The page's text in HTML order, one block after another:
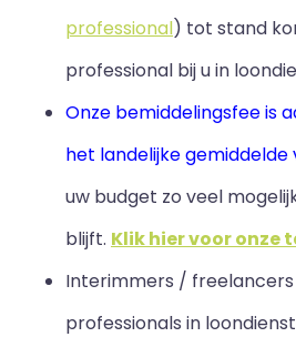
professional) tot stand
professional bij u in
Onze bemiddelingsfee is
het landelijke gemiddelde
uw budget zo veel
blijft. Klik hier voor onze
Interimmers /
professionals in